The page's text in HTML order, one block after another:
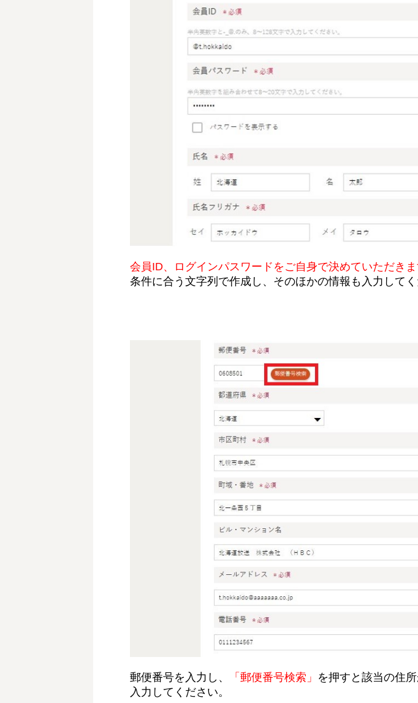
会員ID、ログインパスワードをご自身で決めていただきま
条件に合う文字列で作成し、そのほかの情報も入力してく
郵便番号を入力し、 「郵便番号検索」 を押すと該当の住
入力してください。